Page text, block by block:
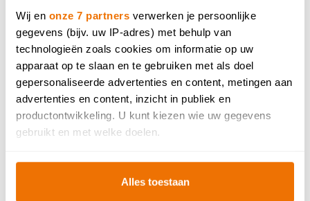
Wij en onze 7 partners verwerken je persoonlijke
gegevens (bijv. uw IP-adres) met behulp van
technologieën zoals cookies om informatie op uw
apparaat op te slaan en te gebruiken met als doel
gepersonaliseerde advertenties en content, metingen aan
advertenties en content, inzicht in publiek en
productontwikkeling. U kunt kiezen wie uw gegevens
gebruikt en met welke doelen.
Als u het toestaat, willen we ook graag:
Informatie verzamelen over uw geografische locatie,
Alles toestaan